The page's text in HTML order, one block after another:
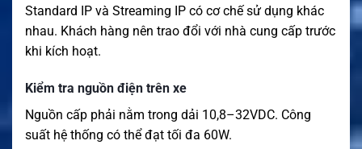
Standard IP và Streaming IP có cơ chế sử dụng khác
nhau. Khách hàng nên trao đổi với nhà cung cấp trước
khi kích hoạt.
Kiểm tra nguồn điện trên xe
Nguồn cấp phải nằm trong dải 10,8–32VDC. Công
suất hệ thống có thể đạt tối đa 60W.